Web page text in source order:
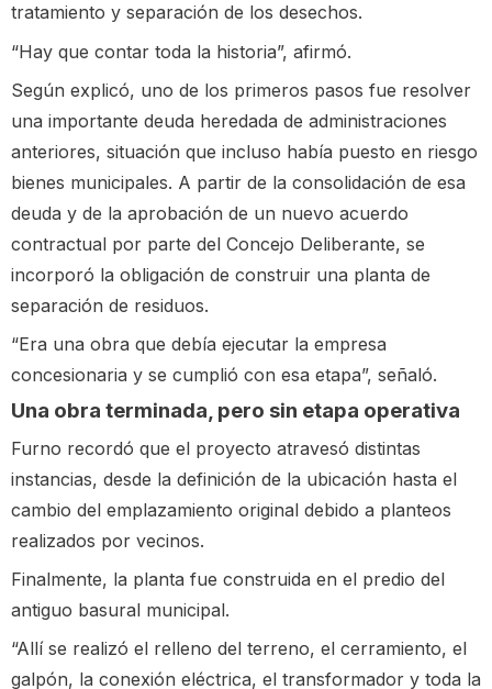
tratamiento y separación de los desechos.
“Hay que contar toda la historia”, afirmó.
Según explicó, uno de los primeros pasos fue resolver
una importante deuda heredada de administraciones
anteriores, situación que incluso había puesto en riesgo
bienes municipales. A partir de la consolidación de esa
deuda y de la aprobación de un nuevo acuerdo
contractual por parte del Concejo Deliberante, se
incorporó la obligación de construir una planta de
separación de residuos.
“Era una obra que debía ejecutar la empresa
concesionaria y se cumplió con esa etapa”, señaló.
Una obra terminada, pero sin etapa operativa
Furno recordó que el proyecto atravesó distintas
instancias, desde la definición de la ubicación hasta el
cambio del emplazamiento original debido a planteos
realizados por vecinos.
Finalmente, la planta fue construida en el predio del
antiguo basural municipal.
“Allí se realizó el relleno del terreno, el cerramiento, el
galpón, la conexión eléctrica, el transformador y toda la